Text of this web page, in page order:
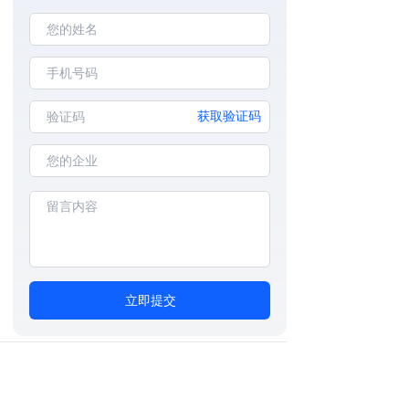
获取验证码
立即提交